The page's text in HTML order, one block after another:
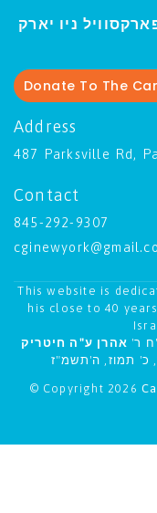
ני
Donate To The
Address
487 Parksville Rd,
Contact
845-292-9307
This website is
his close to 40
ר' אהרן ע"ה חיטריק
כ' תמוז, ה'תשמ"ז
© Copyright 2026